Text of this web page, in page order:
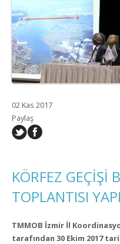
02 Kas 2017
Paylaş
KÖRFEZ GEÇİŞİ
TOPLANTISI
TMMOB İzmir İl
tarafından 30 Ekim 2017